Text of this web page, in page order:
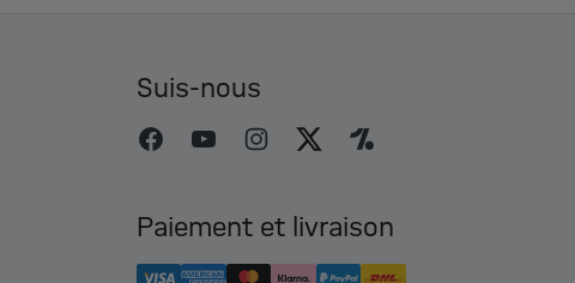
Suis-nous
Paiement et livraison